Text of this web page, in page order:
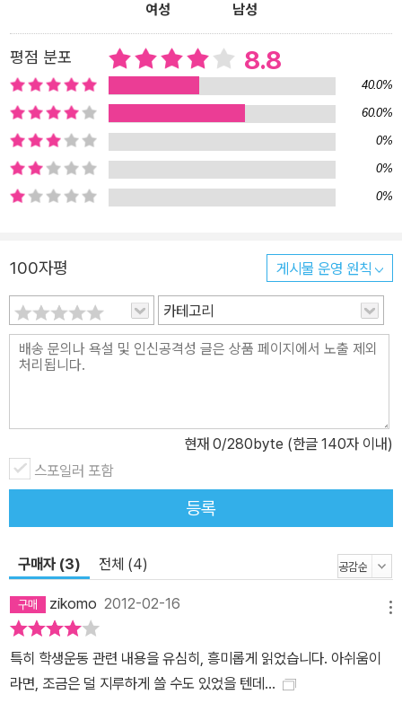
여성
남성
평점 분포 8.8
40.0%
60.0%
0%
0%
0%
100자평 게시물 운영 원칙
카테고리
현재 0/280byte (한글 140자 이내)
스포일러 포함
등록
구매자 (3) 전체 (4)
zikomo 2012-02-16
특히 학생운동 관련 내용을 유심히, 흥미롭게 읽었습니다. 아쉬움이
라면, 조금은 덜 지루하게 쓸 수도 있었을 텐데...